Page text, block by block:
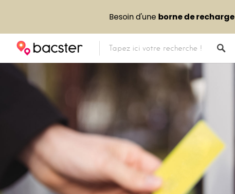
Besoin d'une borne de recharge